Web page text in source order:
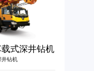
式深井钻机
井钻机